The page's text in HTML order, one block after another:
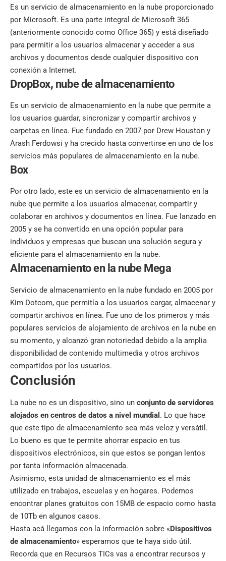
Es un servicio de almacenamiento en la nube proporcionado
por Microsoft. Es una parte integral de Microsoft 365
(anteriormente conocido como Office 365) y está diseñado
para permitir a los usuarios almacenar y acceder a sus
archivos y documentos desde cualquier dispositivo con
conexión a Internet.
DropBox, nube de almacenamiento
Es un servicio de almacenamiento en la nube que permite a
los usuarios guardar, sincronizar y compartir archivos y
carpetas en línea. Fue fundado en 2007 por Drew Houston y
Arash Ferdowsi y ha crecido hasta convertirse en uno de los
servicios más populares de almacenamiento en la nube.
Box
Por otro lado, este es un servicio de almacenamiento en la
nube que permite a los usuarios almacenar, compartir y
colaborar en archivos y documentos en línea. Fue lanzado en
2005 y se ha convertido en una opción popular para
individuos y empresas que buscan una solución segura y
eficiente para el almacenamiento en la nube.
Almacenamiento en la nube Mega
Servicio de almacenamiento en la nube fundado en 2005 por
Kim Dotcom, que permitía a los usuarios cargar, almacenar y
compartir archivos en línea. Fue uno de los primeros y más
populares servicios de alojamiento de archivos en la nube en
su momento, y alcanzó gran notoriedad debido a la amplia
disponibilidad de contenido multimedia y otros archivos
compartidos por los usuarios.
Conclusión
La nube no es un dispositivo, sino un conjunto de servidores
alojados en centros de datos a nivel mundial . Lo que hace
que este tipo de almacenamiento sea más veloz y versátil.
Lo bueno es que te permite ahorrar espacio en tus
dispositivos electrónicos, sin que estos se pongan lentos
por tanta información almacenada.
Asimismo, esta unidad de almacenamiento es el más
utilizado en trabajos, escuelas y en hogares. Podemos
encontrar planes gratuitos con 15MB de espacio como hasta
de 10Tb en algunos casos.
Hasta acá llegamos con la información sobre «Dispositivos
de almacenamiento» esperamos que te haya sido útil.
Recorda que en Recursos TICs vas a encontrar recursos y